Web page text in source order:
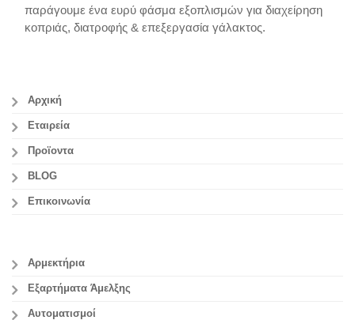
παράγουμε ένα ευρύ φάσμα εξοπλισμών για διαχείρηση
κοπριάς, διατροφής & επεξεργασία γάλακτος.
Αρχική
Εταιρεία
Προϊοντα
BLOG
Επικοινωνία
Αρμεκτήρια
Εξαρτήματα Άμελξης
Αυτοματισμοί